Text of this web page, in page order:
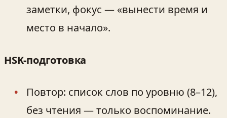
заметки, фокус — «вынести время и
место в начало».
HSK-подготовка
Повтор: список слов по уровню (8–12),
без чтения — только воспоминание.